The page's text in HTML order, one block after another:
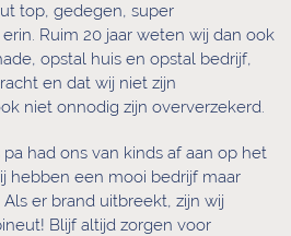
top, gedegen, super
Ruim 20 jaar weten wij dan ook
opstal huis en opstal bedrijf,
en dat wij niet zijn
niet onnodig zijn oververzekerd.
had ons van kinds af aan op het
hebben een mooi bedrijf maar
er brand uitbreekt, zijn wij
Blijf altijd zorgen voor